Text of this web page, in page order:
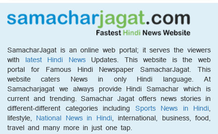
SamacharJagat is an online web portal; it serves the viewers
with latest Hindi NewsUpdates. This website is the web
portal for Famous Hindi Newspaper SamacharJagat. This
website caters News in only Hindi language. At
Samacharjagat we always provide Hindi Samachar which is
current and trending. Samachar Jagat offers news stories in
different-different categories including Sports News in Hindi,
lifestyle, National News in Hindi, international, business, food,
travel and many more in just one tap.